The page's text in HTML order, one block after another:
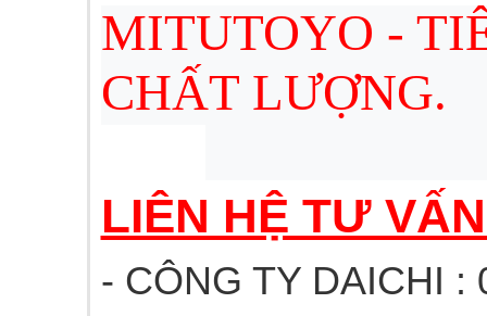
MITUTOYO -
CHẤT LƯỢNG.
LIÊN HỆ TƯ
- CÔNG TY DAICHI